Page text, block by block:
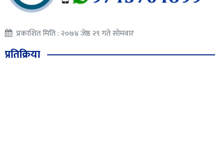
प्रकाशित मिति : २०७४ जेष्ठ २९ गते सोमवार
प्रतिक्रिया